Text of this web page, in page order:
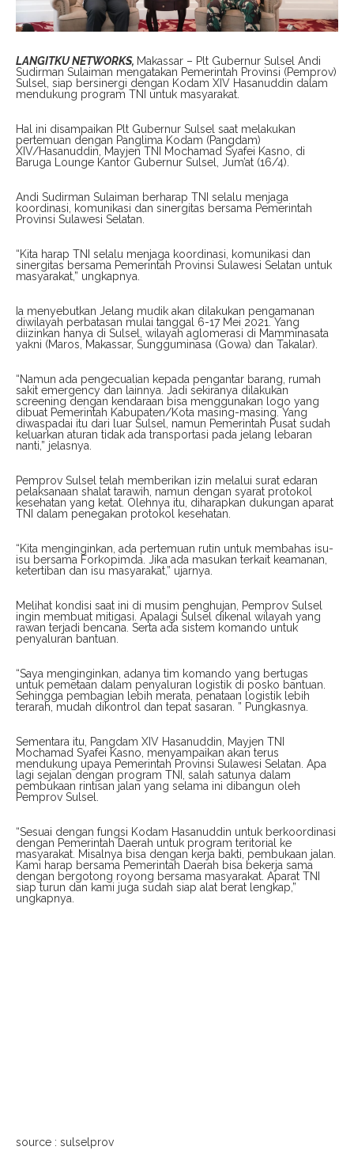
LANGITKU NETWORKS, Makassar – Plt Gubernur Sulsel Andi
Sudirman Sulaiman mengatakan Pemerintah Provinsi (Pemprov)
Sulsel, siap bersinergi dengan Kodam XIV Hasanuddin dalam
mendukung program TNI untuk masyarakat.
Hal ini disampaikan Plt Gubernur Sulsel saat melakukan
pertemuan dengan Panglima Kodam (Pangdam)
XIV/Hasanuddin, Mayjen TNI Mochamad Syafei Kasno, di
Baruga Lounge Kantor Gubernur Sulsel, Jum’at (16/4).
Andi Sudirman Sulaiman berharap TNI selalu menjaga
koordinasi, komunikasi dan sinergitas bersama Pemerintah
Provinsi Sulawesi Selatan.
“Kita harap TNI selalu menjaga koordinasi, komunikasi dan
sinergitas bersama Pemerintah Provinsi Sulawesi Selatan untuk
masyarakat,” ungkapnya.
Ia menyebutkan Jelang mudik akan dilakukan pengamanan
diwilayah perbatasan mulai tanggal 6-17 Mei 2021. Yang
diizinkan hanya di Sulsel, wilayah aglomerasi di Mamminasata
yakni (Maros, Makassar, Sungguminasa (Gowa) dan Takalar).
“Namun ada pengecualian kepada pengantar barang, rumah
sakit emergency dan lainnya. Jadi sekiranya dilakukan
screening dengan kendaraan bisa menggunakan logo yang
dibuat Pemerintah Kabupaten/Kota masing-masing. Yang
diwaspadai itu dari luar Sulsel, namun Pemerintah Pusat sudah
keluarkan aturan tidak ada transportasi pada jelang lebaran
nanti,” jelasnya.
Pemprov Sulsel telah memberikan izin melalui surat edaran
pelaksanaan shalat tarawih, namun dengan syarat protokol
kesehatan yang ketat. Olehnya itu, diharapkan dukungan aparat
TNI dalam penegakan protokol kesehatan.
“Kita menginginkan, ada pertemuan rutin untuk membahas isu-
isu bersama Forkopimda. Jika ada masukan terkait keamanan,
ketertiban dan isu masyarakat,” ujarnya.
Melihat kondisi saat ini di musim penghujan, Pemprov Sulsel
ingin membuat mitigasi. Apalagi Sulsel dikenal wilayah yang
rawan terjadi bencana. Serta ada sistem komando untuk
penyaluran bantuan.
“Saya menginginkan, adanya tim komando yang bertugas
untuk pemetaan dalam penyaluran logistik di posko bantuan.
Sehingga pembagian lebih merata, penataan logistik lebih
terarah, mudah dikontrol dan tepat sasaran. ” Pungkasnya.
Sementara itu, Pangdam XIV Hasanuddin, Mayjen TNI
Mochamad Syafei Kasno, menyampaikan akan terus
mendukung upaya Pemerintah Provinsi Sulawesi Selatan. Apa
lagi sejalan dengan program TNI, salah satunya dalam
pembukaan rintisan jalan yang selama ini dibangun oleh
Pemprov Sulsel.
“Sesuai dengan fungsi Kodam Hasanuddin untuk berkoordinasi
dengan Pemerintah Daerah untuk program teritorial ke
masyarakat. Misalnya bisa dengan kerja bakti, pembukaan jalan.
Kami harap bersama Pemerintah Daerah bisa bekerja sama
dengan bergotong royong bersama masyarakat. Aparat TNI
siap turun dan kami juga sudah siap alat berat lengkap,”
ungkapnya.
source : sulselprov